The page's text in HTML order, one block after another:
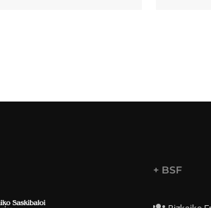
+ BSF